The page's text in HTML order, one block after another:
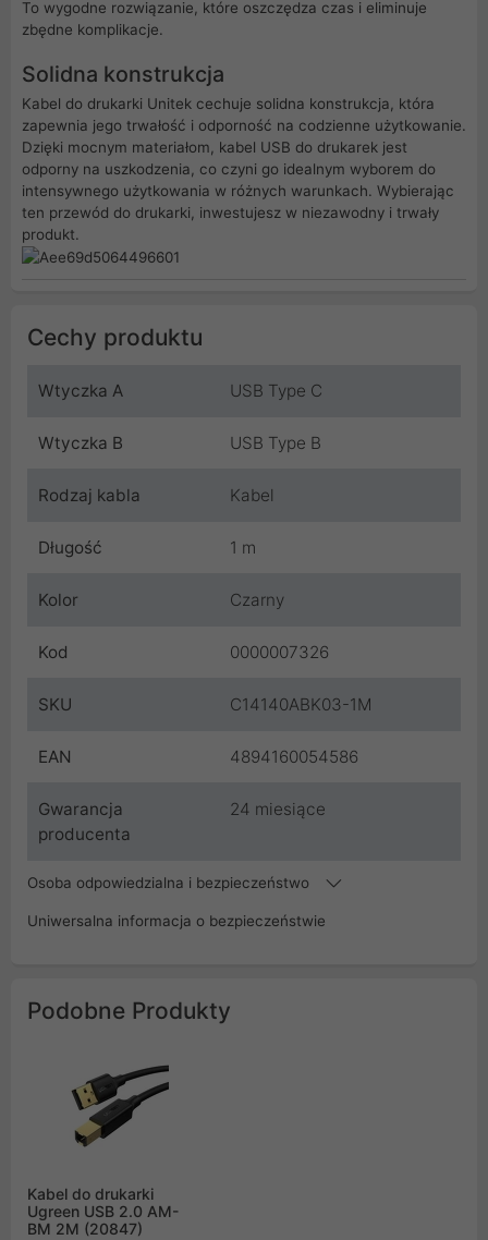
To wygodne rozwiązanie, które oszczędza czas i eliminuje
zbędne komplikacje.
Solidna konstrukcja
Kabel do drukarki Unitek cechuje solidna konstrukcja, która
zapewnia jego trwałość i odporność na codzienne użytkowanie.
Dzięki mocnym materiałom, kabel USB do drukarek jest
odporny na uszkodzenia, co czyni go idealnym wyborem do
intensywnego użytkowania w różnych warunkach. Wybierając
ten przewód do drukarki, inwestujesz w niezawodny i trwały
produkt.
Cechy produktu
Wtyczka A USB Type C
Wtyczka B USB Type B
Rodzaj kabla Kabel
Długość 1 m
Kolor Czarny
Kod 0000007326
SKU C14140ABK03-1M
EAN 4894160054586
Gwarancja
producenta
24 miesiące
Osoba odpowiedzialna i bezpieczeństwo
Uniwersalna informacja o bezpieczeństwie
Podobne Produkty
Kabel do drukarki
Ugreen USB 2.0 AM-
BM 2M (20847)